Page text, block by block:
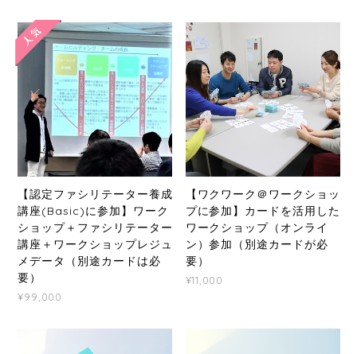
【認定ファシリテーター養成
講座(Basic)に参加】ワーク
ショップ＋ファシリテーター
講座＋ワークショップレジュ
メデータ（別途カードは必
要）
¥99,000
【ワクワーク＠ワークショッ
プに参加】カードを活用した
ワークショップ（オンライ
ン）参加（別途カードが必
要）
¥11,000